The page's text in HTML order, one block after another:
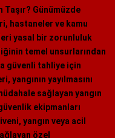
Taşır? Günümüzde
hastaneler ve kamu
yasal bir zorunluluk
temel unsurlarından
güvenli tahliye için
yangının yayılmasını
sağlayan yangın
ekipmanları
yangın veya acil
özel